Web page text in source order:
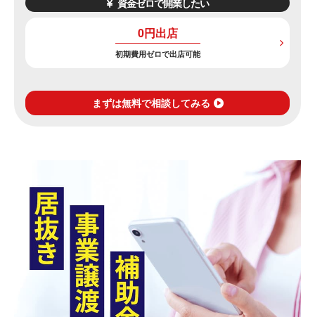
0円出店
初期費用ゼロで出店可能
まずは無料で相談してみる